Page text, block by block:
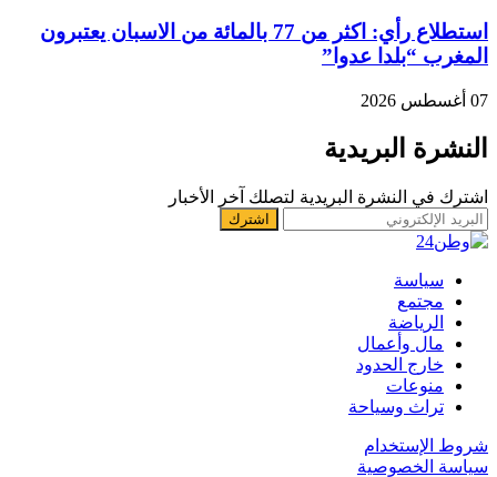
استطلاع رأي: اكثر من 77 بالمائة من الاسبان يعتبرون
المغرب “بلدا عدوا”
07 أغسطس 2026
النشرة البريدية
اشترك في النشرة البريدية لتصلك آخر الأخبار
سياسة
مجتمع
الرياضة
مال وأعمال
خارج الحدود
منوعات
تراث وسياحة
شروط الإستخدام
سياسة الخصوصية